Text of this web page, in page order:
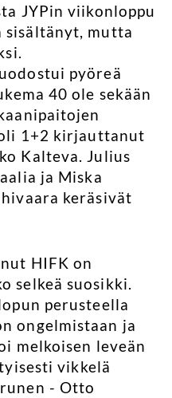
JYPin viikonloppu
sisältänyt, mutta
pyöreä
40 ole sekään
1+2 kirjauttanut
Kalteva. Julius
ja Miska
keräsivät
HIFK on
selkeä suosikki.
perusteella
ongelmistaan ja
melkoisen leveän
vikkelä
- Otto